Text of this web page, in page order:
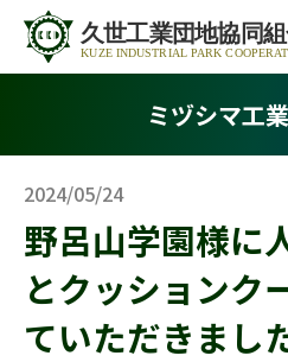
ミヅシマ工
2024/05/24
野呂山学園様に
とクッションク
ていただきまし